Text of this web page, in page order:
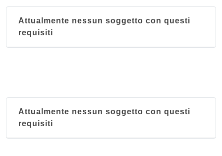
Attualmente nessun soggetto con questi
requisiti
Attualmente nessun soggetto con questi
requisiti